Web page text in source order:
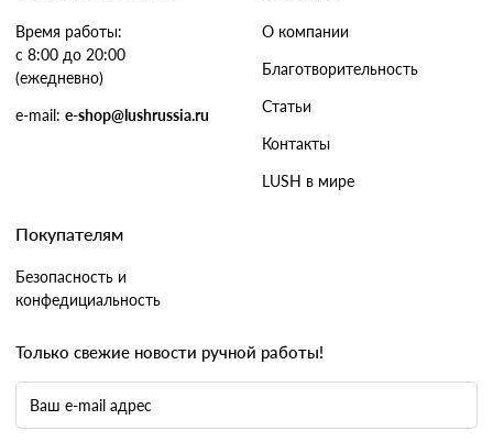
Время работы:
с 8:00 до 20:00
(ежедневно)
e-mail: e-shop@lushrussia.ru
О компании
Благотворительность
Статьи
Контакты
LUSH в мире
Покупателям
Безопасность и
конфедициальность
Только свежие новости ручной работы!